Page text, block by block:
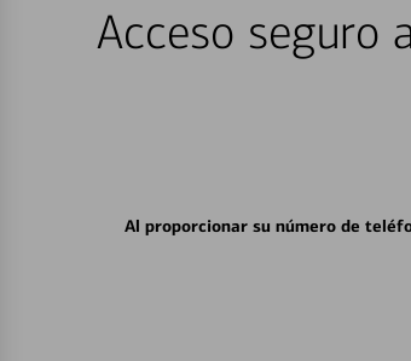
Acceso seguro
Al proporcionar su número de